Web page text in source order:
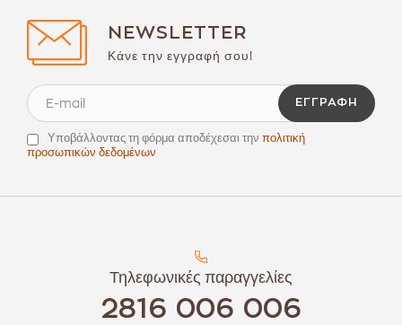
NEWSLETTER
Κάνε την εγγραφή σου!
ΕΓΓΡΑΦΉ
Υποβάλλοντας τη φόρμα αποδέχεσαι την πολιτική
προσωπικών δεδομένων
Τηλεφωνικές παραγγελίες
2816 006 006